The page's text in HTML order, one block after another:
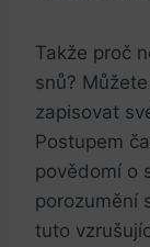
Takže proč
snů?
zapisovat
Postupem
povědomí o
porozumění
tuto